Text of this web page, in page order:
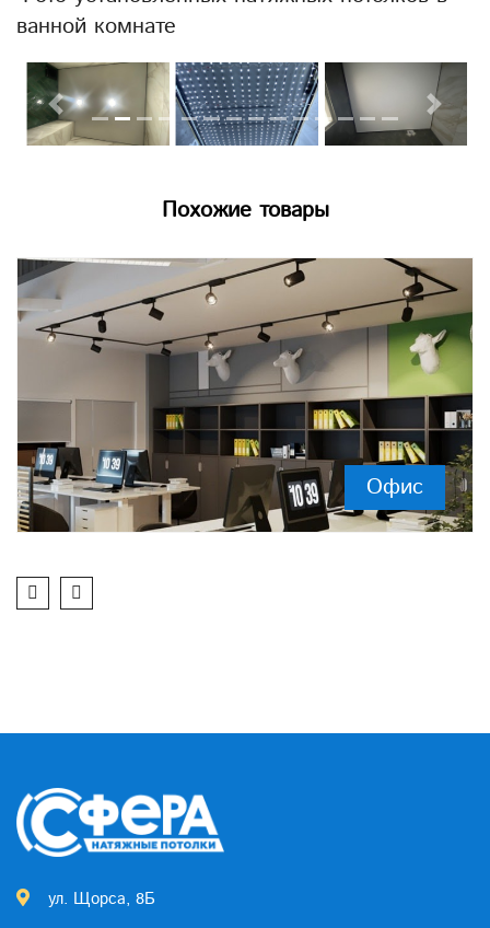
ванной комнате
Previous Next
Похожие товары
Офис
ул. Щорса, 8Б